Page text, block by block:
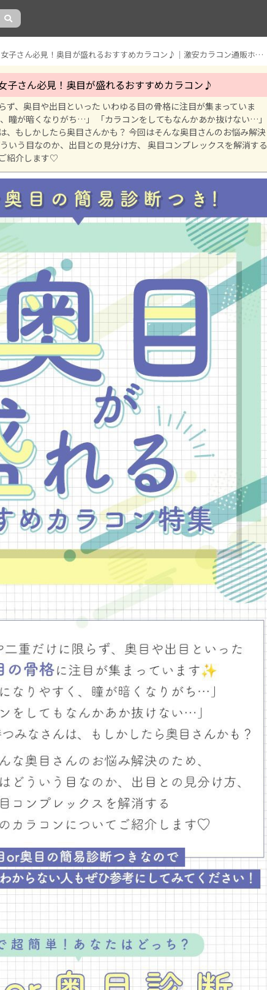
【簡易診断つき！】奥目女子さん必見！奥目が盛れるおすすめカラコン♪｜激安カラコン通販ホテラバ
子さん必見！奥目が盛れるおすすめカラコン♪
ず、奥目や出目といった いわゆる目の骨格に注目が集まっていま
瞳が暗くなりがち…」 「カラコンをしてもなんかあか抜けない…」
、もしかしたら奥目さんかも？ 今回はそんな奥目さんのお悩み解決
いう目なのか、出目との見分け方、 奥目コンプレックスを解消する
紹介します♡